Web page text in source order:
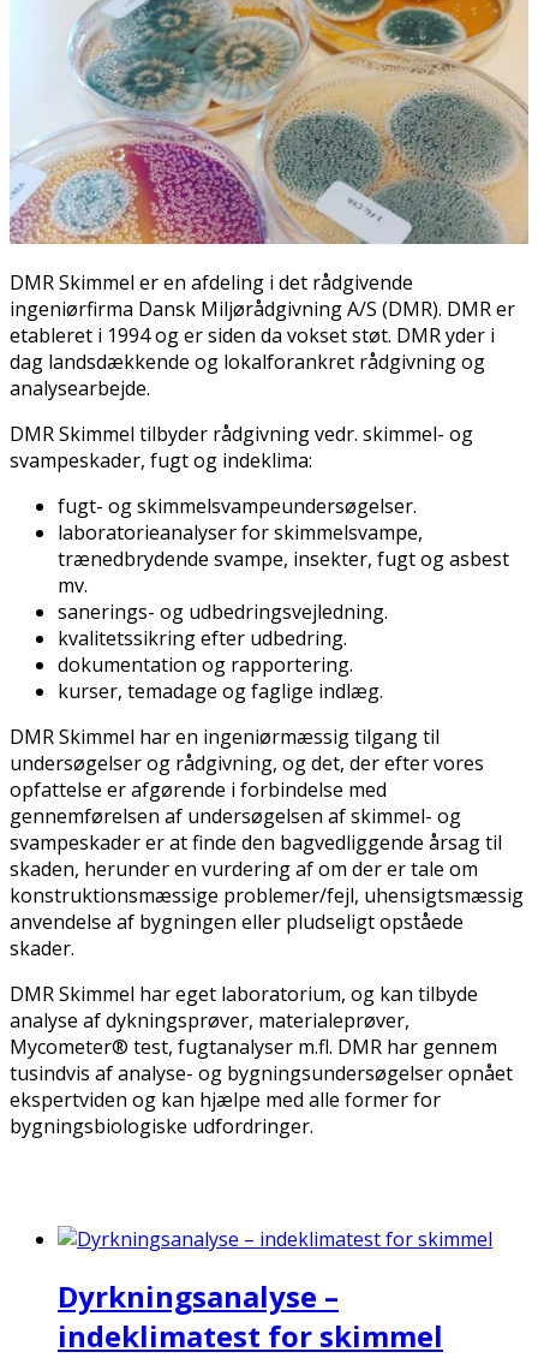
DMR Skimmel er en afdeling i det rådgivende
ingeniørfirma Dansk Miljørådgivning A/S (DMR). DMR er
etableret i 1994 og er siden da vokset støt. DMR yder i
dag landsdækkende og lokalforankret rådgivning og
analysearbejde.
DMR Skimmel tilbyder rådgivning vedr. skimmel- og
svampeskader, fugt og indeklima:
fugt- og skimmel­svampeundersøgelser.
laboratorieanalyser for skimmelsvampe,
trænedbrydende svampe, insekter, fugt og asbest
mv.
sanerings- og udbedringsvejledning.
kvalitetssikring efter udbedring.
dokumentation og rapportering.
kurser, temadage og faglige indlæg.
DMR Skimmel har en ingeniørmæssig tilgang til
undersøgelser og rådgivning, og det, der efter vores
opfattelse er afgørende i forbindelse med
gennemførelsen af undersøgelsen af skimmel- og
svampeskader er at finde den bagvedliggende årsag til
skaden, herunder en vurdering af om der er tale om
konstruktionsmæssige problemer/fejl, uhensigtsmæssig
anvendelse af bygningen eller pludseligt opståede
skader.
DMR Skimmel har eget laboratorium, og kan tilbyde
analyse af dykningsprøver, materialeprøver,
Mycometer® test, fugtanalyser m.fl. DMR har gennem
tusindvis af analyse- og bygningsundersøgelser opnået
ekspertviden og kan hjælpe med alle former for
bygningsbiologiske udfordringer.
Dyrkningsanalyse –
indeklimatest for skimmel